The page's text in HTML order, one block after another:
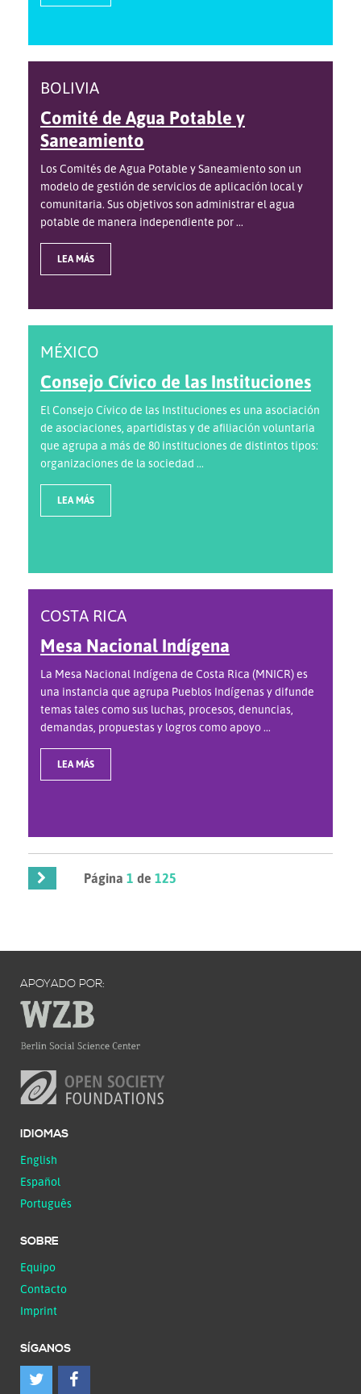
BOLIVIA
Comité de Agua Potable y
Saneamiento
Los Comités de Agua Potable y Saneamiento son un
modelo de gestión de servicios de aplicación local y
comunitaria. Sus objetivos son administrar el agua
potable de manera independiente por ...
LEA MÁS
MÉXICO
Consejo Cívico de las Instituciones
El Consejo Cívico de las Instituciones es una asociación
de asociaciones, apartidistas y de afiliación voluntaria
que agrupa a más de 80 instituciones de distintos tipos:
organizaciones de la sociedad ...
LEA MÁS
COSTA RICA
Mesa Nacional Indígena
La Mesa Nacional Indígena de Costa Rica (MNICR) es
una instancia que agrupa Pueblos Indígenas y difunde
temas tales como sus luchas, procesos, denuncias,
demandas, propuestas y logros como apoyo ...
LEA MÁS
Página1 de125
APOYADO POR:
IDIOMAS
English
Español
Português
SOBRE
Equipo
Contacto
Imprint
SÍGANOS